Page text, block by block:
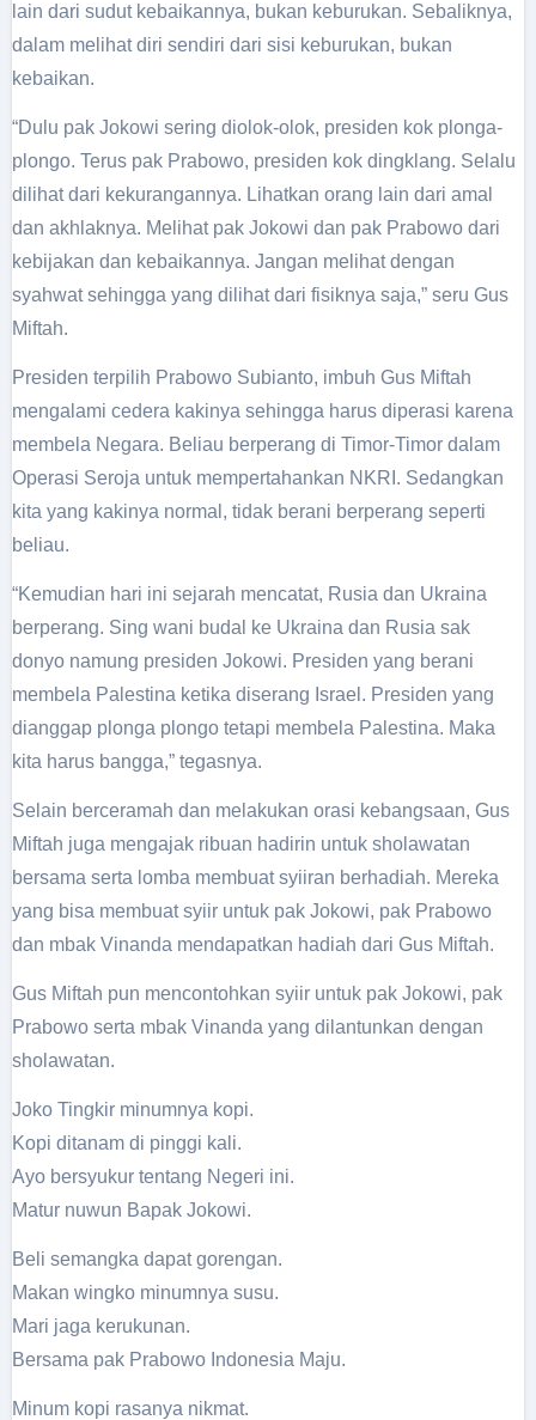
lain dari sudut kebaikannya, bukan keburukan. Sebaliknya,
dalam melihat diri sendiri dari sisi keburukan, bukan
kebaikan.
“Dulu pak Jokowi sering diolok-olok, presiden kok plonga-
plongo. Terus pak Prabowo, presiden kok dingklang. Selalu
dilihat dari kekurangannya. Lihatkan orang lain dari amal
dan akhlaknya. Melihat pak Jokowi dan pak Prabowo dari
kebijakan dan kebaikannya. Jangan melihat dengan
syahwat sehingga yang dilihat dari fisiknya saja,” seru Gus
Miftah.
Presiden terpilih Prabowo Subianto, imbuh Gus Miftah
mengalami cedera kakinya sehingga harus diperasi karena
membela Negara. Beliau berperang di Timor-Timor dalam
Operasi Seroja untuk mempertahankan NKRI. Sedangkan
kita yang kakinya normal, tidak berani berperang seperti
beliau.
“Kemudian hari ini sejarah mencatat, Rusia dan Ukraina
berperang. Sing wani budal ke Ukraina dan Rusia sak
donyo namung presiden Jokowi. Presiden yang berani
membela Palestina ketika diserang Israel. Presiden yang
dianggap plonga plongo tetapi membela Palestina. Maka
kita harus bangga,” tegasnya.
Selain berceramah dan melakukan orasi kebangsaan, Gus
Miftah juga mengajak ribuan hadirin untuk sholawatan
bersama serta lomba membuat syiiran berhadiah. Mereka
yang bisa membuat syiir untuk pak Jokowi, pak Prabowo
dan mbak Vinanda mendapatkan hadiah dari Gus Miftah.
Gus Miftah pun mencontohkan syiir untuk pak Jokowi, pak
Prabowo serta mbak Vinanda yang dilantunkan dengan
sholawatan.
Joko Tingkir minumnya kopi.
Kopi ditanam di pinggi kali.
Ayo bersyukur tentang Negeri ini.
Matur nuwun Bapak Jokowi.
Beli semangka dapat gorengan.
Makan wingko minumnya susu.
Mari jaga kerukunan.
Bersama pak Prabowo Indonesia Maju.
Minum kopi rasanya nikmat.